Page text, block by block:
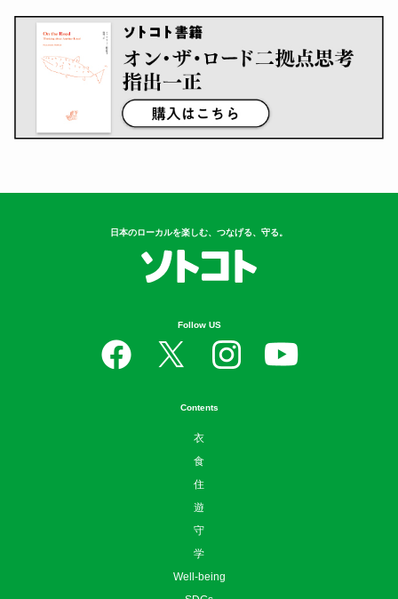
日本のローカルを楽しむ、つなげる、守る。
Follow US
Contents
衣
食
住
遊
守
学
Well-being